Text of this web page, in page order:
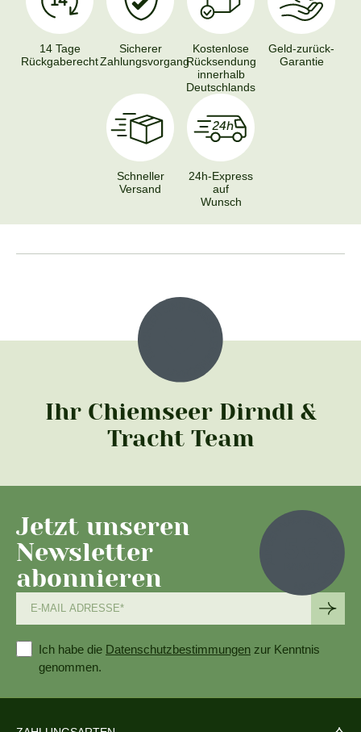
14 Tage
Rückgaberecht
Sicherer
Zahlungsvorgang
Kostenlose
Rücksendung
innerhalb
Deutschlands
Geld-zurück-
Garantie
Schneller
Versand
24h-Express
auf
Wunsch
Ihr Chiemseer Dirndl &
Tracht Team
Jetzt unseren
Newsletter
abonnieren
Ich habe die Datenschutzbestimmungen zur Kenntnis
genommen.